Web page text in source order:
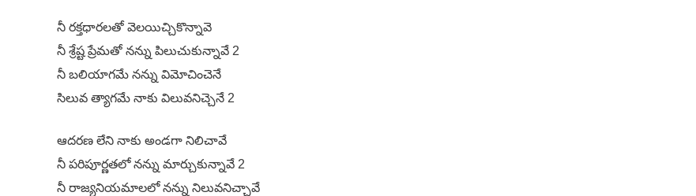
నీ రక్తధారలతో వెలయిచ్చికొన్నావె
నీ శ్రేష్ట ప్రేమతో నన్ను పిలుచుకున్నావే 2
నీ బలియాగమే నన్ను విమోచించెనే
సిలువ త్యాగమే నాకు విలువనిచ్చెనే 2
ఆదరణ లేని నాకు అండగా నిలిచావే
నీ పరిపూర్ణతలో నన్ను మార్చుకున్నావే 2
నీ రాజ్యనియమాలలో నన్ను నిలువనిచ్చావే